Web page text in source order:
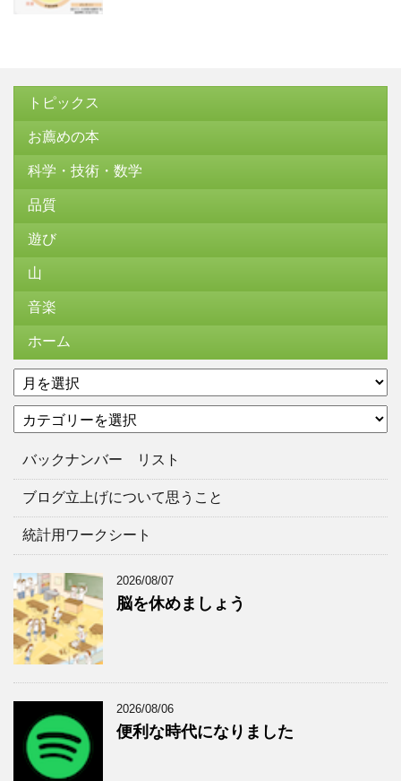
トピックス
お薦めの本
科学・技術・数学
品質
遊び
山
音楽
ホーム
ア
ー
イ
テ
リ
バックナンバー リスト
ブログ立上げについて思うこと
統計用ワークシート
2026/08/07
脳を休めましょう
2026/08/06
便利な時代になりました